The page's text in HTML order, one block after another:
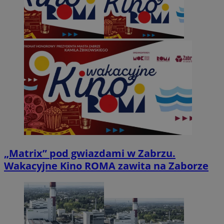
„Matrix” pod gwiazdami w Zabrzu.
Wakacyjne Kino ROMA zawita na Zaborze